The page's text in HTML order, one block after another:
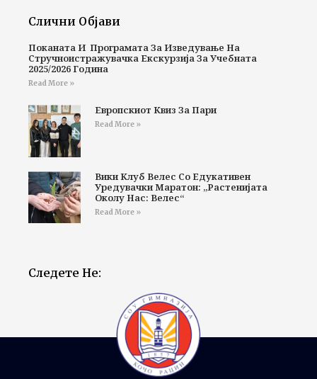
Слични Објави
Поканата И Програмата За Изведување На
Стручноистражувачка Екскурзија За Учебната
2025/2026 Година
Read More »
Европскиот Квиз За Пари
Read More »
Вики Клуб Велес Со Едукативен
Уредувачки Маратон: „Растенијата
Околу Нас: Велес“
Read More »
Следете Не: